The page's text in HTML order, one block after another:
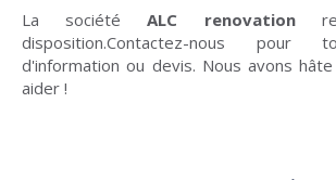
La sociétéALC renovation
disposition.Contactez-nous pour
d'information ou devis. Nous avons
aider !